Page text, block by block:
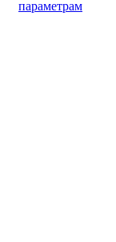
параметрам